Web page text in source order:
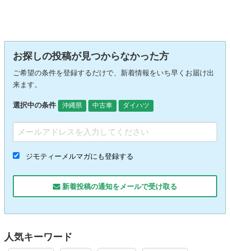
お探しの投稿が見つからなかった方
ご希望の条件を登録するだけで、新着情報をいち早くお届け出
来ます。
選択中の条件 沖縄県 中古車 ダイハツ
ジモティーメルマガにも登録する
新着投稿の通知をメールで受け取る
人気キーワード